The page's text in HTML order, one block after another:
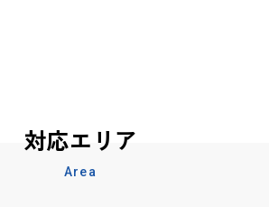
対応エリア
Area